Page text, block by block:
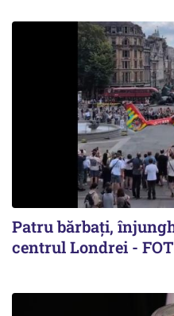
Patru bărbați,
centrul Londrei -